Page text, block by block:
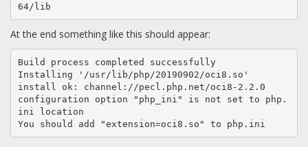
64/lib
At the end something like this should appear:
Build process completed successfully
Installing '/usr/lib/php/20190902/oci8.so'
install ok: channel://pecl.php.net/oci8-2.2.0
configuration option "php_ini" is not set to php.
ini location
You should add "extension=oci8.so" to php.ini